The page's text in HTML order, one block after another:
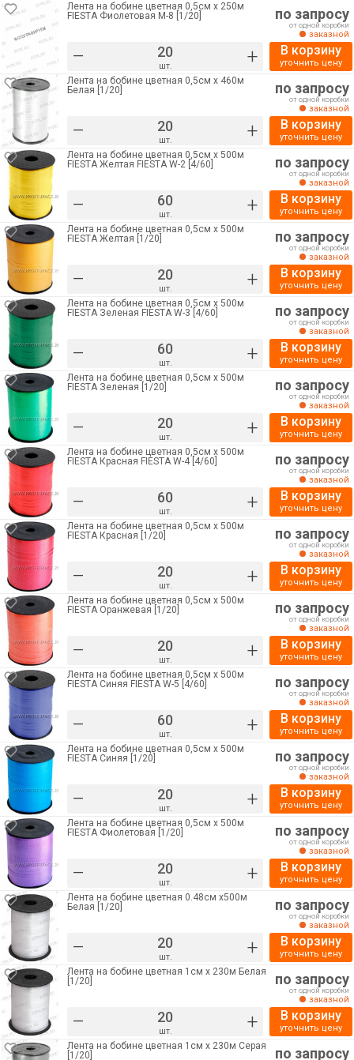
Лента на бобине цветная 0,5см х 250м
FIESTA Фиолетовая М-8 [1/20]
– шт. +
по запросу
от одной коробки
заказной
В корзину
уточнить цену
Лента на бобине цветная 0,5см х 460м
Белая [1/20]
– шт. +
по запросу
от одной коробки
заказной
В корзину
уточнить цену
Лента на бобине цветная 0,5см х 500м
FIESTA Желтая FIESTA W-2 [4/60]
– шт. +
по запросу
от одной коробки
заказной
В корзину
уточнить цену
Лента на бобине цветная 0,5см х 500м
FIESTA Желтая [1/20]
– шт. +
по запросу
от одной коробки
заказной
В корзину
уточнить цену
Лента на бобине цветная 0,5см х 500м
FIESTA Зеленая FIESTA W-3 [4/60]
– шт. +
по запросу
от одной коробки
заказной
В корзину
уточнить цену
Лента на бобине цветная 0,5см х 500м
FIESTA Зеленая [1/20]
– шт. +
по запросу
от одной коробки
заказной
В корзину
уточнить цену
Лента на бобине цветная 0,5см х 500м
FIESTA Красная FIESTA W-4 [4/60]
– шт. +
по запросу
от одной коробки
заказной
В корзину
уточнить цену
Лента на бобине цветная 0,5см х 500м
FIESTA Красная [1/20]
– шт. +
по запросу
от одной коробки
заказной
В корзину
уточнить цену
Лента на бобине цветная 0,5см х 500м
FIESTA Оранжевая [1/20]
– шт. +
по запросу
от одной коробки
заказной
В корзину
уточнить цену
Лента на бобине цветная 0,5см х 500м
FIESTA Синяя FIESTA W-5 [4/60]
– шт. +
по запросу
от одной коробки
заказной
В корзину
уточнить цену
Лента на бобине цветная 0,5см х 500м
FIESTA Синяя [1/20]
– шт. +
по запросу
от одной коробки
заказной
В корзину
уточнить цену
Лента на бобине цветная 0,5см х 500м
FIESTA Фиолетовая [1/20]
– шт. +
по запросу
от одной коробки
заказной
В корзину
уточнить цену
Лента на бобине цветная 0.48см х500м
Белая [1/20]
– шт. +
по запросу
от одной коробки
заказной
В корзину
уточнить цену
Лента на бобине цветная 1см х 230м Белая
[1/20]
– шт. +
по запросу
от одной коробки
заказной
В корзину
уточнить цену
Лента на бобине цветная 1см х 230м Серая
[1/20]
по запросу